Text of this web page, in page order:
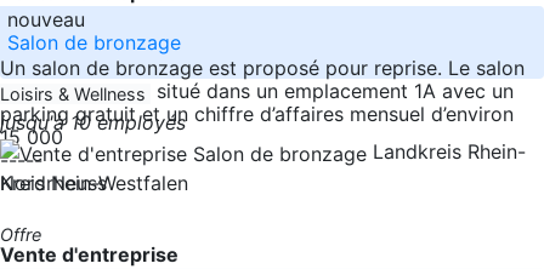
nouveau
Salon de bronzage
Un salon de bronzage est proposé pour reprise. Le salon
de bronzage est situé dans un emplacement 1A avec un
parking gratuit et un chiffre d’affaires mensuel d’environ
15 000
-----
Nordrhein-Westfalen
Loisirs & Wellness
jusqu'à 10 employés
Landkreis Rhein-
Kreis Neuss
Offre
Vente d'entreprise